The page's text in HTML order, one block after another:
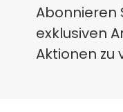
Abonnieren
exklusiven
Aktionen zu